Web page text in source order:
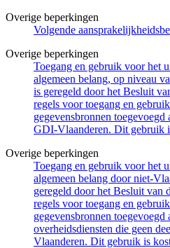
Overige beperkingen
Volgende
Overige beperkingen
Toegang en gebruik voor het
algemeen belang, op niveau
is geregeld door het Besluit
regels voor toegang en
gegevensbronnen
GDI-Vlaanderen. Dit gebruik
Overige beperkingen
Toegang en gebruik voor het
algemeen belang door niet-
geregeld door het Besluit van
regels voor toegang en
gegevensbronnen
overheidsdiensten die geen
Vlaanderen. Dit gebruik is